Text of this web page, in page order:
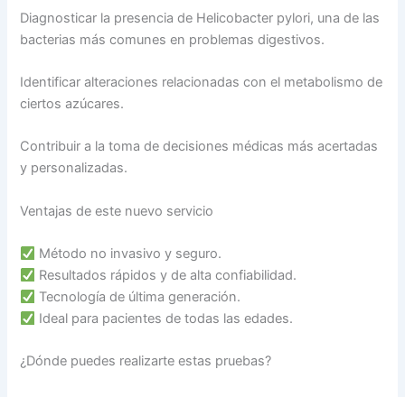
Diagnosticar la presencia de Helicobacter pylori, una de las
bacterias más comunes en problemas digestivos.
Identificar alteraciones relacionadas con el metabolismo de
ciertos azúcares.
Contribuir a la toma de decisiones médicas más acertadas
y personalizadas.
Ventajas de este nuevo servicio
Método no invasivo y seguro.
Resultados rápidos y de alta confiabilidad.
Tecnología de última generación.
Ideal para pacientes de todas las edades.
¿Dónde puedes realizarte estas pruebas?